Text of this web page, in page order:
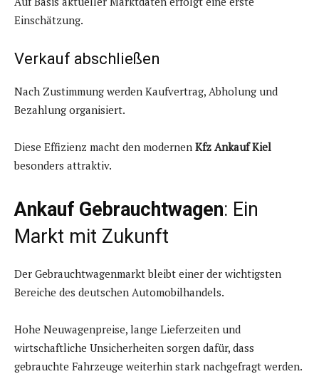
Einschätzung.
Verkauf abschließen
Nach Zustimmung werden Kaufvertrag, Abholung und
Bezahlung organisiert.
Diese Effizienz macht den modernen Kfz Ankauf Kiel
besonders attraktiv.
Ankauf Gebrauchtwagen: Ein
Markt mit Zukunft
Der Gebrauchtwagenmarkt bleibt einer der wichtigsten
Bereiche des deutschen Automobilhandels.
Hohe Neuwagenpreise, lange Lieferzeiten und
wirtschaftliche Unsicherheiten sorgen dafür, dass
gebrauchte Fahrzeuge weiterhin stark nachgefragt werden.